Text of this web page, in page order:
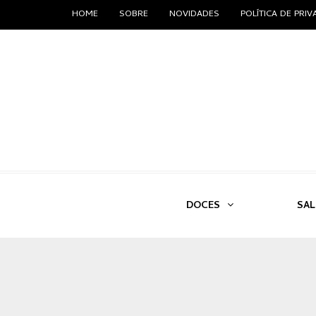
HOME SOBRE NOVIDADES POLÍTICA DE
DOCES